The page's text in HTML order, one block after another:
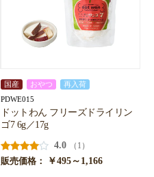
国産 おやつ 再入荷
PDWE015
ドットわん フリーズドライリン
ゴ7 6g／17g
4.0
（1）
販売価格：
￥495～1,166